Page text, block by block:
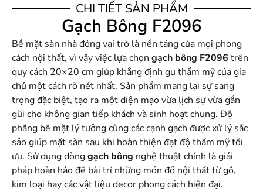
CHI TIẾT SẢN PHẨM
Gạch Bông F2096
Bề mặt sàn nhà đóng vai trò là nền tảng của mọi phong
cách nội thất, vì vậy việc lựa chọn gạch bông F2096 trên
quy cách 20×20 cm giúp khẳng định gu thẩm mỹ của gia
chủ một cách rõ nét nhất. Sản phẩm mang lại sự sang
trọng đặc biệt, tạo ra một diện mạo vừa lịch sự vừa gần
gũi cho không gian tiếp khách và sinh hoạt chung. Độ
phẳng bề mặt lý tưởng cùng các cạnh gạch được xử lý sắc
sảo giúp mặt sàn sau khi hoàn thiện đạt độ thẩm mỹ tối
ưu. Sử dụng dònggạch bông nghệ thuật chính là giải
pháp hoàn hảo để bài trí những món đồ nội thất từ gỗ,
kim loại hay các vật liệu decor phong cách hiện đại.